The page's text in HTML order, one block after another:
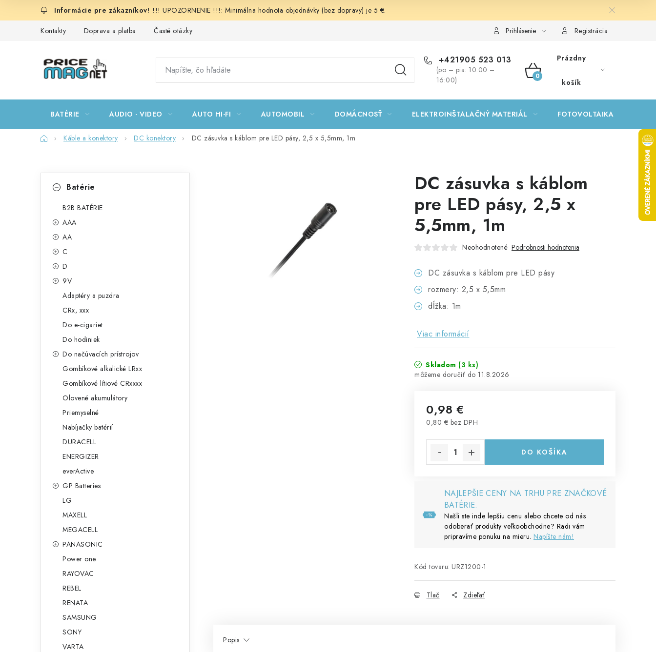
!!! UPOZORNENIE !!!: Minimálna hodnota objednávky (bez dopravy) je 5 €.
Kontakty Doprava a platba Časté otázky Prihlásenie Registrácia
+421905 523 013
(po – pia: 10:00 –
16:00)
NÁKUPNÝ
Prázdny
košík
BATÉRIE AUDIO - VIDEO AUTO HI-FI AUTOMOBIL DOMÁCNOSŤ ELEKTROINŠTALAČNÝ MATERIÁL FOTOVOLTAIKA
DomovKáble a konektory DC konektory DC zásuvka s káblom pre LED pásy, 2,5 x 5,5mm, 1m
kategórieBatérie
B2B BATÉRIE
AAA
AA
C
D
9V
Adaptéry a puzdra
CRx, xxx
Do e-cigariet
Do hodiniek
Do načúvacích prístrojov
Gombíkové alkalické LRxx
Gombíkové lítiové CRxxxx
Olovené akumulátory
Priemyselné
Nabíjačky batérií
DURACELL
ENERGIZER
everActive
GP Batteries
LG
MAXELL
MEGACELL
PANASONIC
Power one
RAYOVAC
REBEL
RENATA
SAMSUNG
SONY
VARTA
DC zásuvka s káblom
pre LED pásy, 2,5 x
5,5mm, 1m
Neohodnotené Podrobnosti hodnotenia
DC zásuvka s káblom pre LED pásy
rozmery: 2,5 x 5,5mm
dĺžka: 1m
Viac informácií
Skladom (3 ks)
11.8.2026
0,98 €
0,80 € bez DPH
DO KOŠÍKA
NAJLEPŠIE CENY NA TRHU PRE ZNAČKOVÉ
BATÉRIE.
Našli ste inde lepšiu cenu alebo chcete od nás
odoberať produkty veľkoobchodne? Radi vám
pripravíme ponuku na mieru. Napíšte nám!
Kód tovaru: URZ1200-1
Tlač Zdieľať
Popis